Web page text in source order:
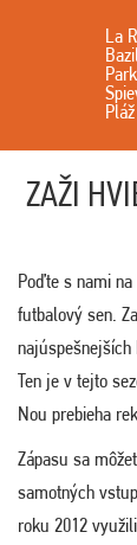
La
Pláž
ZAŽI
Poďte s nami
futbalový sen.
Ten je v tejto
Nou prebieha
Zápasu sa
samotných
roku 2012